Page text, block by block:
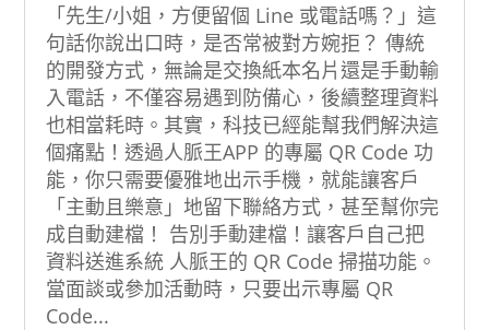
「先生/小姐，方便留個 Line 或電話嗎？」這
句話你說出口時，是否常被對方婉拒？ 傳統
的開發方式，無論是交換紙本名片還是手動輸
入電話，不僅容易遇到防備心，後續整理資料
也相當耗時。其實，科技已經能幫我們解決這
個痛點！透過人脈王APP 的專屬 QR Code 功
能，你只需要優雅地出示手機，就能讓客戶
「主動且樂意」地留下聯絡方式，甚至幫你完
成自動建檔！ 告別手動建檔！讓客戶自己把
資料送進系統 人脈王的 QR Code 掃描功能。
當面談或參加活動時，只要出示專屬 QR
Code...